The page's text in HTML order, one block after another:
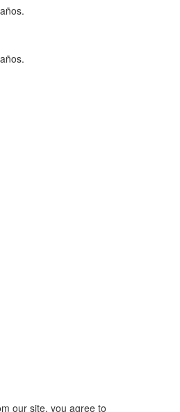
our site, you agree to